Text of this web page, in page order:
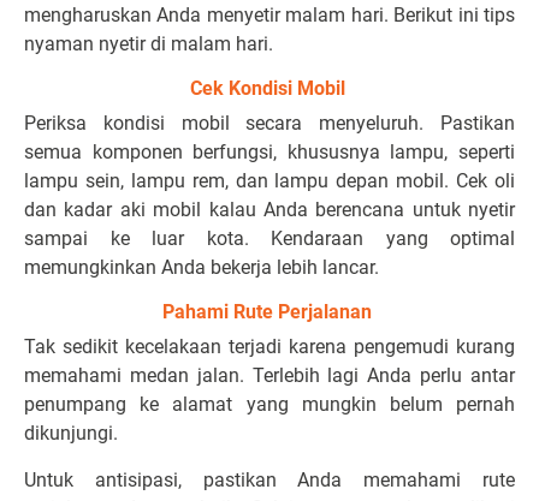
mengharuskan Anda menyetir malam hari. Berikut ini tips
nyaman nyetir di malam hari.
Cek Kondisi Mobil
Periksa kondisi mobil secara menyeluruh. Pastikan
semua komponen berfungsi, khususnya lampu, seperti
lampu sein, lampu rem, dan lampu depan mobil. Cek oli
dan kadar aki mobil kalau Anda berencana untuk nyetir
sampai ke luar kota. Kendaraan yang optimal
memungkinkan Anda bekerja lebih lancar.
Pahami Rute Perjalanan
Tak sedikit kecelakaan terjadi karena pengemudi kurang
memahami medan jalan. Terlebih lagi Anda perlu antar
penumpang ke alamat yang mungkin belum pernah
dikunjungi.
Untuk antisipasi, pastikan Anda memahami rute